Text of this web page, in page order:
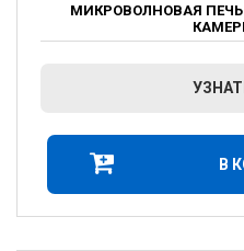
МИКРОВОЛНОВАЯ ПЕЧЬ
В